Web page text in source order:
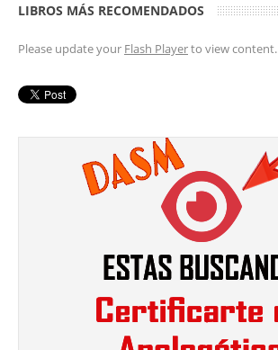
LIBROS MÁS RECOMENDADOS
Please update your Flash Playerto view content.